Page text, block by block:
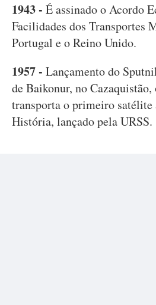
1943 - É assinado o Acordo
Facilidades dos Transportes
Portugal e o Reino Unido.
1957 - Lançamento do
de Baikonur, no Cazaquistão,
transporta o primeiro
História, lançado pela URSS.